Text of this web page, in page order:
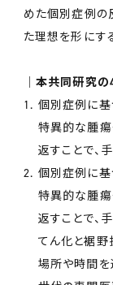
めた個別症例の
た理想を形にす
│本共同研究
個別症例に基
特異的な腫瘍
返すことで、
個別症例に基
特異的な腫瘍
返すことで、
てん化と裾野
場所や時間を